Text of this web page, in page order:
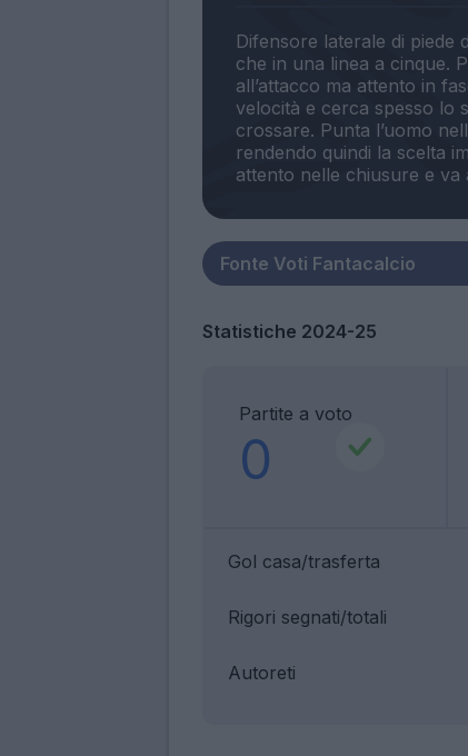
Difensore laterale di piede
che in una linea a cinque.
all’attacco ma attento in
velocità e cerca spesso lo
crossare. Punta l’uomo
rendendo quindi la scelta
Statistiche 2024-25
Partite a voto
0
Gol casa/trasferta
Rigori segnati/totali
Autoreti